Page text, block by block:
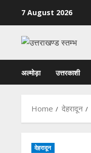
content
7 August 2026
अल्मोड़ा उत्तरकाशी
Home देहरादून
देहरादून